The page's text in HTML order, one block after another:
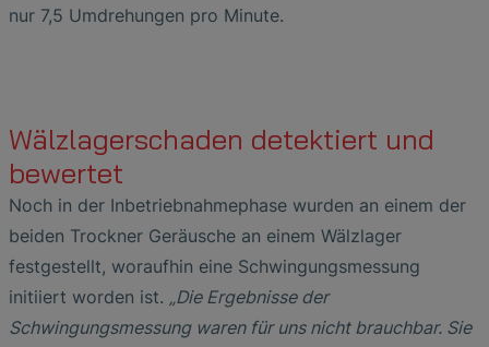
nur 7,5 Umdrehungen pro Minute.
Wälzlagerschaden detektiert und
bewertet
Noch in der Inbetriebnahmephase wurden an einem der
beiden Trockner Geräusche an einem Wälzlager
festgestellt, woraufhin eine Schwingungsmessung
initiiert worden ist. „Die Ergebnisse der
Schwingungsmessung waren für uns nicht brauchbar. Sie